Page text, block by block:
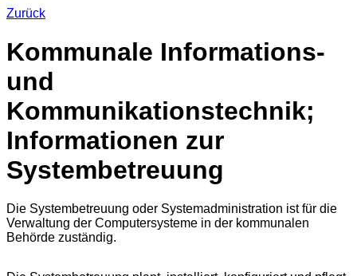
Zurück
Kommunale Informations-
und
Kommunikationstechnik;
Informationen zur
Systembetreuung
Die Systembetreuung oder Systemadministration ist für die
Verwaltung der Computersysteme in der kommunalen
Behörde zuständig.